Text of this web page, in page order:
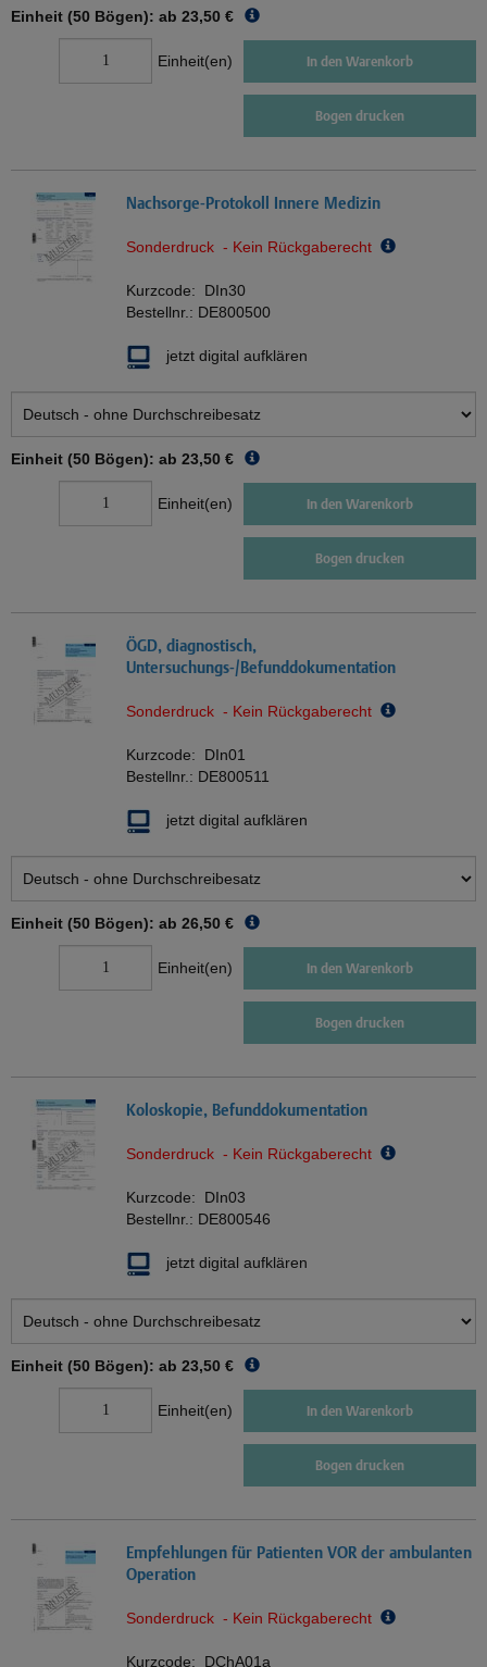
Einheit (50 Bögen): ab 23,50 €
Einheit(en) In den Warenkorb
Bogen drucken
Nachsorge-Protokoll Innere Medizin
Sonderdruck - Kein Rückgaberecht
Kurzcode: DIn30
Bestellnr.: DE800500
jetzt digital aufklären
Einheit (50 Bögen): ab 23,50 €
Einheit(en) In den Warenkorb
Bogen drucken
ÖGD, diagnostisch,
Untersuchungs-/Befunddokumentation
Sonderdruck - Kein Rückgaberecht
Kurzcode: DIn01
Bestellnr.: DE800511
jetzt digital aufklären
Einheit (50 Bögen): ab 26,50 €
Einheit(en) In den Warenkorb
Bogen drucken
Koloskopie, Befunddokumentation
Sonderdruck - Kein Rückgaberecht
Kurzcode: DIn03
Bestellnr.: DE800546
jetzt digital aufklären
Einheit (50 Bögen): ab 23,50 €
Einheit(en) In den Warenkorb
Bogen drucken
Empfehlungen für Patienten VOR der ambulanten
Operation
Sonderdruck - Kein Rückgaberecht
Kurzcode: DChA01a